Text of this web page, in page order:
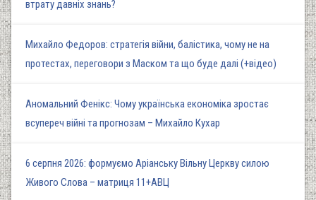
втрату давніх знань?
Михайло Федоров: стратегія війни, балістика, чому не на
протестах, переговори з Маском та що буде далі (+відео)
Аномальний Фенікс: Чому українська економіка зростає
всупереч війні та прогнозам – Михайло Кухар
6 серпня 2026: формуємо Аріанську Вільну Церкву силою
Живого Слова – матриця 11+АВЦ